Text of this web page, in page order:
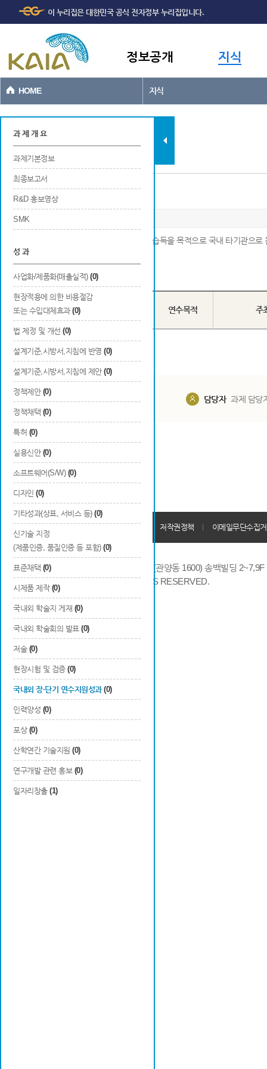
본문바로가기
이 누리집은 대한민국 공식 전자정부 누리집입니다.
정보공개 지식
HOME 지식
과제현황
과 제 개 요
과제기본정보
최종보고서
R&D 홍보영상
SMK
성 과
사업화/제품화(매출실적) (0)
현장적용에 의한 비용절감
또는 수입대체효과 (0)
법 제정 및 개선 (0)
설계기준,시방서,지침에 반영 (0)
설계기준,시방서,지침에 제안 (0)
정책제안 (0)
정책채택 (0)
특허 (0)
실용신안 (0)
소프트웨어(S/W) (0)
디자인 (0)
기타성과(상표, 서비스 등) (0)
신기술 지정
(제품인증, 품질인증 등 포함) (0)
표준채택 (0)
시제품 제작 (0)
국내외 학술지 게재 (0)
국내외 학술회의 발표 (0)
저술 (0)
현장시험 및 검증 (0)
국내외 장·단기 연수지원성과 (0)
인력양성 (0)
포상 (0)
산학연간 기술지원 (0)
연구개발 관련 홍보 (0)
일자리창출 (1)
국내외 장·단기 연수지원 성과
※ 연구개발과 관련하여 학술연구나 산업기술 습득을 목적으로 국내 타기관으
Total0건
번호
국내/국외
구분
연수목적 주
담당부서 해당 사업실 담당자 과제 담당
개인정보처리방침 저작권정책 이메일무단수집
14066 경기도 안양시 동안구 시민대로 286 (관양동 1600) 송백빌딩
COPYRIGHTS © 2014 KAIA, ALL RIGHTS RESERVED.